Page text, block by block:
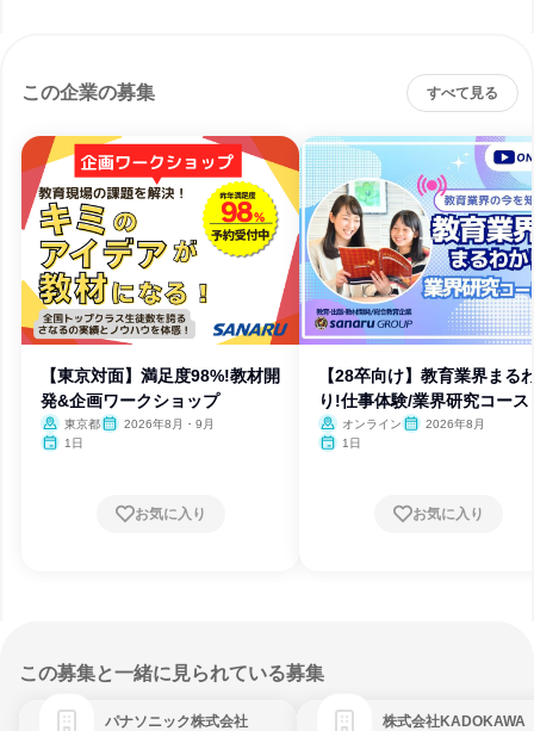
この企業の募集 すべて見る
【東京対面】満足度98%!教材開
発&企画ワークショップ
東京都
2026年8月・9月
1日
お気に入り
【28卒向け】教育業界まる
り!仕事体験/業界研究コース
オンライン
2026年8月
1日
お気に入り
この募集と一緒に見られている募集
パナソニック株式会社 株式会社KADOKAWA